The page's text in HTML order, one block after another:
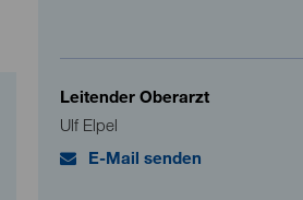
Leitender Oberarzt
Ulf Elpel
E-Mail senden